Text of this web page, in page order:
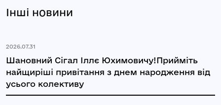
Інші новини
2026.07.31
Шановний Сігал Іллє Юхимовичу!Прийміть
найщиріші привітання з днем народження від
усього колективу